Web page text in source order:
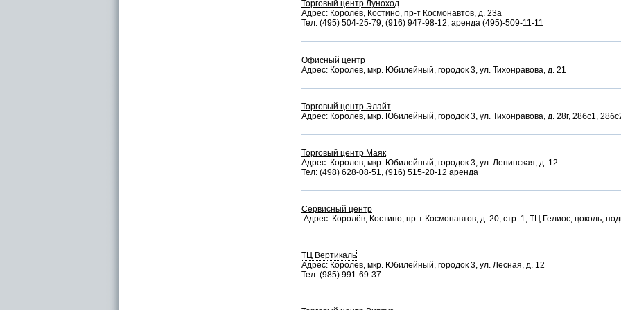
Торговый центр Луноход
Адрес: Королёв, Костино, пр-т Космонавтов, д. 23а
Тел: (495) 504-25-79, (916) 947-98-12, аренда (495)-509-11-11
Офисный центр
Адрес: Королев, мкр. Юбилейный, городок 3, ул. Тихонравова, д. 21
Торговый центр Элайт
Адрес: Королев, мкр. Юбилейный, городок 3, ул. Тихонравова, д. 28г, 28бс1,
Торговый центр Маяк
Адрес: Королев, мкр. Юбилейный, городок 3, ул. Ленинская, д. 12
Тел: (498) 628-08-51, (916) 515-20-12 аренда
Сервисный центр
Адрес: Королёв, Костино, пр-т Космонавтов, д. 20, стр. 1, ТЦ Гелиос, цоколь,
ТЦ Вертикаль
Адрес: Королев, мкр. Юбилейный, городок 3, ул. Лесная, д. 12
Тел: (985) 991-69-37